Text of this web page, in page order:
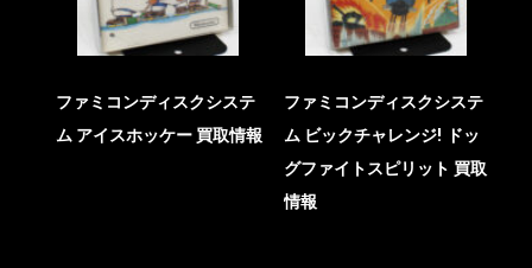
ファミコンディスクシステ
ム アイスホッケー 買取情報
ファミコンディスクシステ
ム ビックチャレンジ! ドッ
グファイトスピリット 買取
情報